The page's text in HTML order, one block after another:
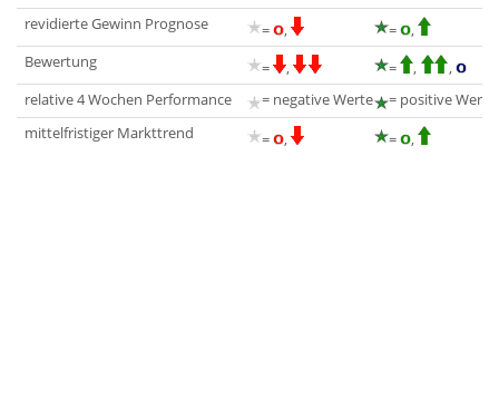
revidierte Gewinn Prognose
= , =
,
Bewertung
= , = ,
,
relative 4 Wochen Performance
= negative Werte
= positive Werte
mittelfristiger Markttrend
= , = ,